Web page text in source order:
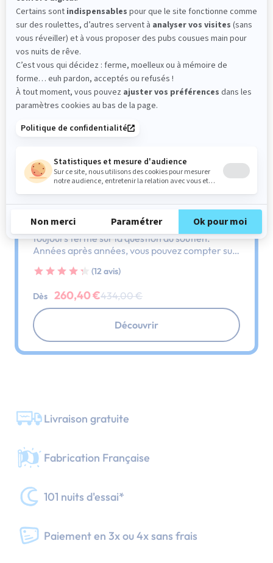
Sommier
PENCIL FERME
Comme son nom l'indique, ce sommier est
toujours ferme sur la question du soutien.
Années après années, vous pouvez compter sur
(12 avis)
Dès 260,40 €434,00 €
Découvrir
Livraison gratuite
Fabrication Française
101 nuits d'essai*
Paiement en 3x ou 4x sans frais